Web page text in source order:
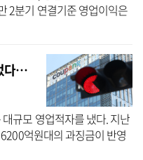
2분기 연결기준 영업이익은
한 것으로 집계됐다. 5일 롯
다…
규모 영업적자를 냈다. 지난
억원대의 과징금이 반영
증시 상장사인 쿠팡Inc가 5